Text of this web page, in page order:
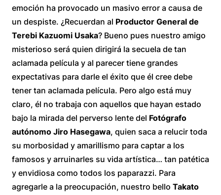
emoción ha provocado un masivo error a causa de
un despiste. ¿Recuerdan al Productor General de
Terebi Kazuomi Usaka? Bueno pues nuestro amigo
misterioso será quien dirigirá la secuela de tan
aclamada película y al parecer tiene grandes
expectativas para darle el éxito que él cree debe
tener tan aclamada película. Pero algo está muy
claro, él no trabaja con aquellos que hayan estado
bajo la mirada del perverso lente del Fotógrafo
autónomo Jiro Hasegawa, quien saca a relucir toda
su morbosidad y amarillismo para captar a los
famosos y arruinarles su vida artística… tan patética
y envidiosa como todos los paparazzi. Para
agregarle a la preocupación, nuestro bello Takato